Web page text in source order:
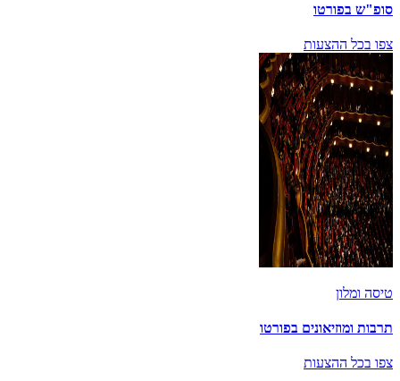
סופ"ש בפורטו
צפו בכל ההצעות
טיסה ומלון
תרבות ומוזיאונים בפורטו
צפו בכל ההצעות